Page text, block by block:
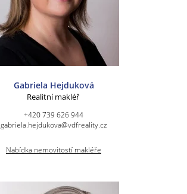
Gabriela Hejduková
Realitní makléř
+420 739 626 944
gabriela.hejdukova@vdfreality.cz
Nabídka nemovitostí makléře